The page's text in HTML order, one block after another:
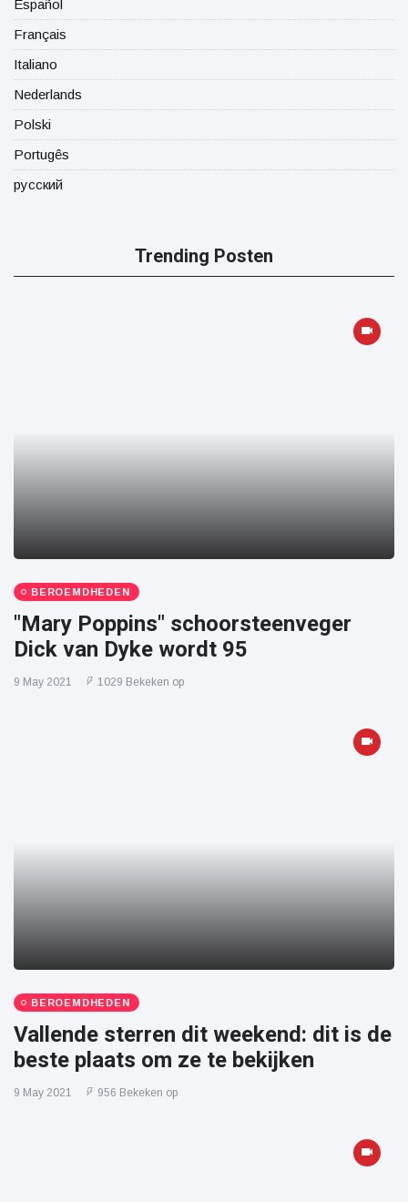
Español
Français
Italiano
Nederlands
Polski
Portugês
русский
Trending Posten
BEROEMDHEDEN
"Mary Poppins" schoorsteenveger
Dick van Dyke wordt 95
9 May 2021 1029 Bekeken op
BEROEMDHEDEN
Vallende sterren dit weekend: dit is de
beste plaats om ze te bekijken
9 May 2021 956 Bekeken op